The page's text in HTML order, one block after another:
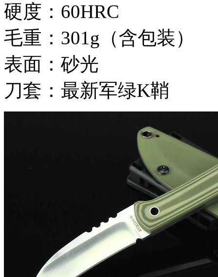
硬度：60HRC
毛重：301g（含包装）
表面：砂光
刀套：最新军绿K鞘